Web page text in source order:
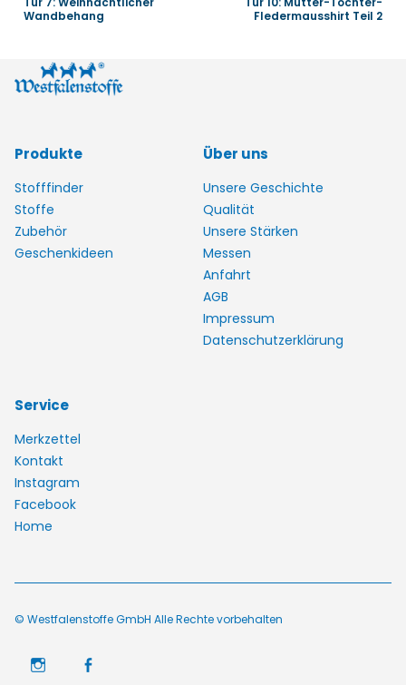
Wandbehang
Fledermausshirt Teil 2
Produkte
Stofffinder
Stoffe
Zubehör
Geschenkideen
Über uns
Unsere Geschichte
Qualität
Unsere Stärken
Messen
Anfahrt
AGB
Impressum
Datenschutzerklärung
Service
Merkzettel
Kontakt
Instagram
Facebook
Home
© Westfalenstoffe GmbH Alle Rechte vorbehalten